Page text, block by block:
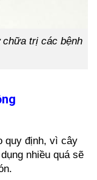
chữa trị các bệnh
quy định, vì cây
nhiều quá sẽ